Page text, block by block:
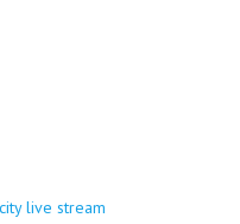
live stream